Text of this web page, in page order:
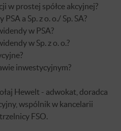
w prostej spółce akcyjnej?
a Sp. z o. o./ Sp. SA?
w PSA?
w Sp. z o. o.?
inwestycyjnym?
Hewelt - adwokat, doradca
wspólnik w kancelarii
FSO.